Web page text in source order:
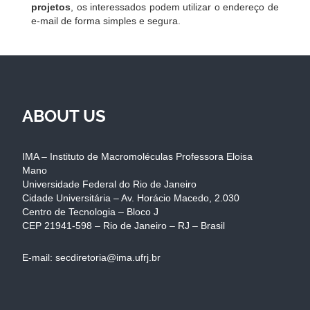
projetos , os interessados podem utilizar o endereço de
e-mail de forma simples e segura.
ABOUT US
IMA – Instituto de Macromoléculas Professora Eloisa
Mano
Universidade Federal do Rio de Janeiro
Cidade Universitária – Av. Horácio Macedo, 2.030
Centro de Tecnologia – Bloco J
CEP 21941-598 – Rio de Janeiro – RJ – Brasil
E-mail: secdiretoria@ima.ufrj.br